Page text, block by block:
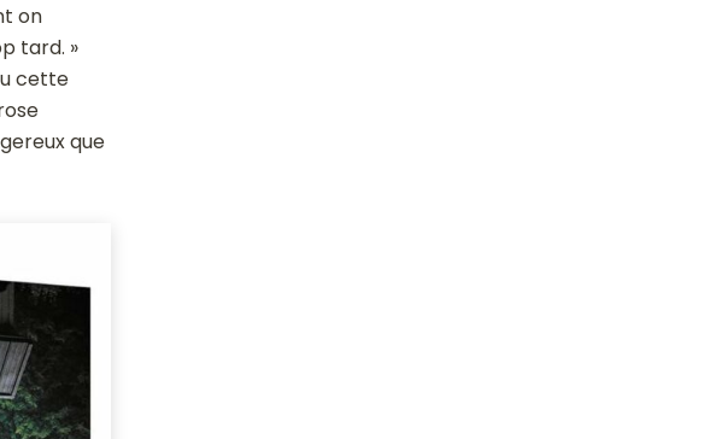
on
tard. »
cette
que